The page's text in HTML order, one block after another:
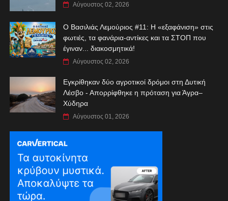
Αύγουστος 02, 2026
Ο Βασιλιάς Λεμούριος #11: Η «εξαφάνιση» στις
φωτιές, τα φανάρια-αντίκες και τα ΣΤΟΠ που
έγιναν... διακοσμητικά!
Αύγουστος 02, 2026
Εγκρίθηκαν δύο αγροτικοί δρόμοι στη Δυτική
Λέσβο - Απορρίφθηκε η πρόταση για Άγρα–
Χύδηρα
Αύγουστος 01, 2026